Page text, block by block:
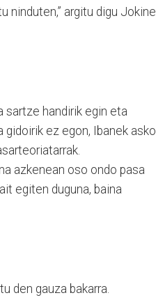
ninduten,” argitu digu
sartze handirik egin eta
gidoirik ez egon, Ibanek asko
azkenean oso ondo pasa
egiten duguna, baina
den gauza bakarra.